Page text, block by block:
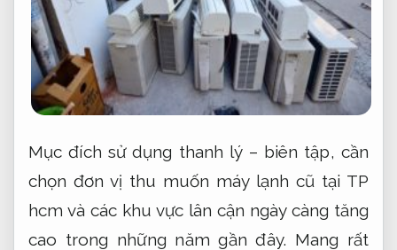
Mục đích sử dụng thanh lý – biên tập, cần
chọn đơn vị thu muốn máy lạnh cũ tại TP
hcm và các khu vực lân cận ngày càng tăng
cao trong những năm gần đây. Mang rất